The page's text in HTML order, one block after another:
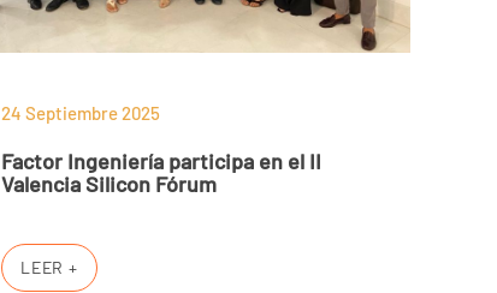
24 Septiembre 2025
Factor Ingeniería participa en el II
Valencia Silicon Fórum
LEER +